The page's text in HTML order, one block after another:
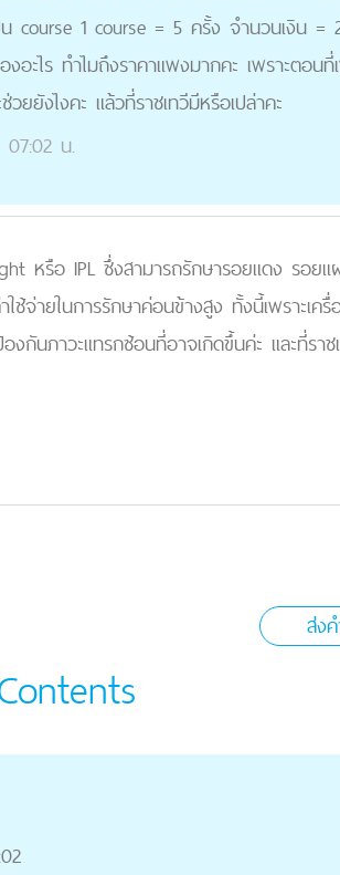
course 1 course = 5 ครั้ง จำนวนเงิน =
ะไร ทำไมถึงราคาแพงมากคะ เพราะตอนที่
ยยังไงคะ แล้วที่ราชเทวีมีหรือเปล่าคะ
07:02 น.
หรือ IPL ซึ่งสามารถรักษารอยแดง รอย
จ่ายในการรักษาค่อนข้างสูง ทั้งนี้เพราะเค
นภาวะแทรกซ้อนที่อาจเกิดขึ้นค่ะ และที่ราช
ส่ง